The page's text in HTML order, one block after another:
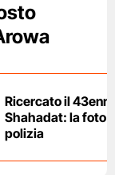
Ricercato il
Shahadat: la foto
polizia